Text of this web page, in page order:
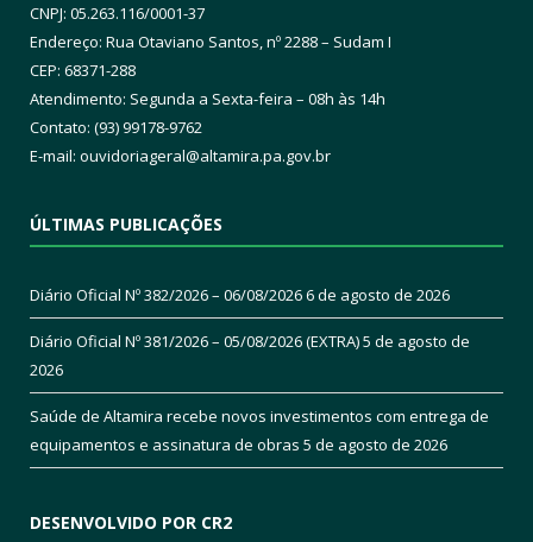
CNPJ: 05.263.116/0001-37
Endereço: Rua Otaviano Santos, nº 2288 – Sudam I
CEP: 68371-288
Atendimento: Segunda a Sexta-feira – 08h às 14h
Contato: (93) 99178-9762
E-mail: ouvidoriageral@altamira.pa.gov.br
ÚLTIMAS PUBLICAÇÕES
Diário Oficial Nº 382/2026 – 06/08/20266 de agosto de 2026
Diário Oficial Nº 381/2026 – 05/08/2026 (EXTRA)5 de agosto de
2026
Saúde de Altamira recebe novos investimentos com entrega de
equipamentos e assinatura de obras 5 de agosto de 2026
DESENVOLVIDO POR CR2